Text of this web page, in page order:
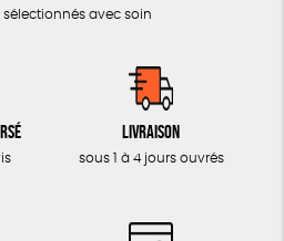
avec soin
Livraison
sous 1 à 4 jours ouvrés